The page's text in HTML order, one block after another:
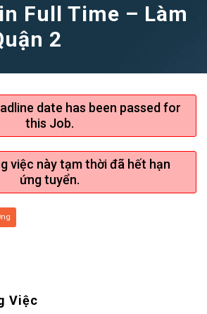
Full Time – Làm
2
date has been passed for
this Job.
việc này tạm thời đã hết hạn
ứng tuyển.
Việc